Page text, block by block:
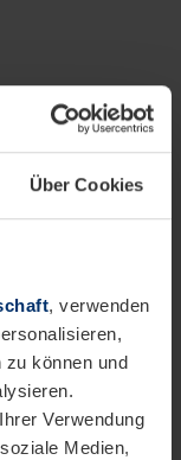
Über Cookies
, verwenden
zu können und
Verwendung
Medien,